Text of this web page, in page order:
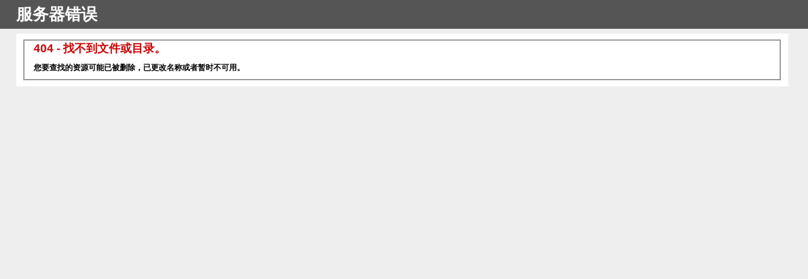
服务器错误
404 - 找不到文件或目录。
您要查找的资源可能已被删除，已更改名称或者暂时不可用。